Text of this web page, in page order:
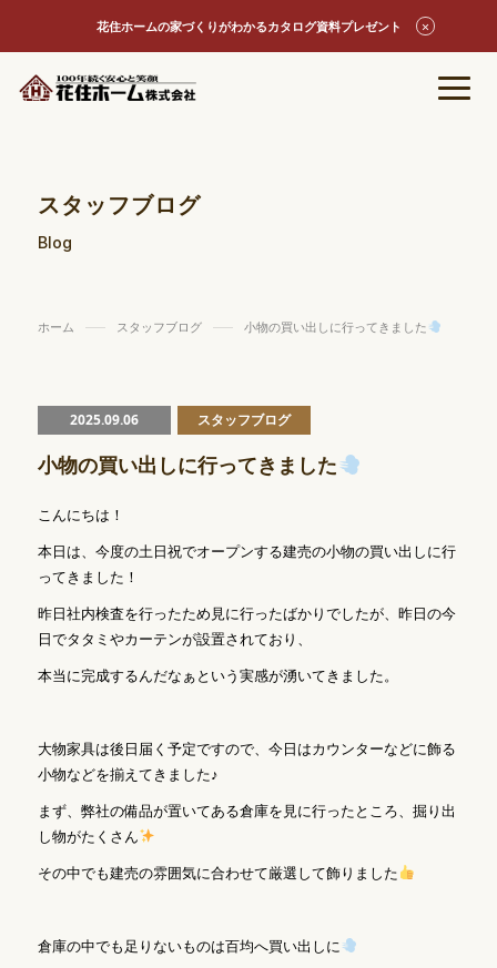
花住ホームの家づくりがわかるカタログ資料プレゼント
スタッフブログ
Blog
ホーム スタッフブログ 小物の買い出しに行ってきました
2025.09.06 スタッフブログ
小物の買い出しに行ってきました
こんにちは！
本日は、今度の土日祝でオープンする建売の小物の買い出しに行
ってきました！
昨日社内検査を行ったため見に行ったばかりでしたが、昨日の今
日でタタミやカーテンが設置されており、
本当に完成するんだなぁという実感が湧いてきました。
大物家具は後日届く予定ですので、今日はカウンターなどに飾る
小物などを揃えてきました♪
まず、弊社の備品が置いてある倉庫を見に行ったところ、掘り出
し物がたくさん
その中でも建売の雰囲気に合わせて厳選して飾りました
倉庫の中でも足りないものは百均へ買い出しに